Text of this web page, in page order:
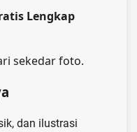
Lengkap
sekedar foto.
dan ilustrasi